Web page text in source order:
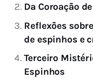
Da Coroação
Reflexões
de espinhos e
Terceiro
Espinhos